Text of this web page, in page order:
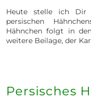
Heute stelle ich Dir
persischen
Hähnchen folgt in
weitere Beilage, der
Persisches